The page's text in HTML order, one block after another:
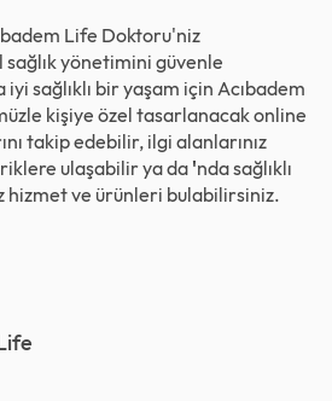
Life Doktoru'niz
yönetimini güvenle
sağlıklı bir yaşam için Acıbadem
kişiye özel tasarlanacak online
takip edebilir, ilgi alanlarınız
ulaşabilir ya da 'nda sağlıklı
hizmet ve ürünleri bulabilirsiniz.